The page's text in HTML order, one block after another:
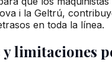
i la Geltrú,
en toda la línea.
y limitaciones